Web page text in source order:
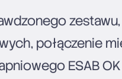
połączenie
ESAB